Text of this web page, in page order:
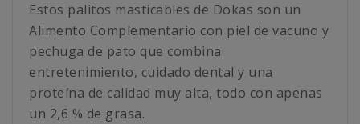
Estos palitos masticables de Dokas son un
Alimento Complementario con piel de vacuno y
pechuga de pato que combina
entretenimiento, cuidado dental y una
proteína de calidad muy alta, todo con apenas
un 2,6 % de grasa.